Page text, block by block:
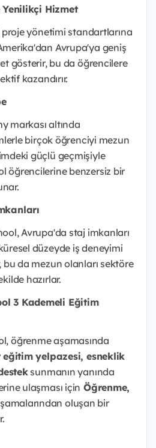
Yenilikçi Hizmet
yönetimi standartlarına
Avrupa'ya geniş
gösterir, bu da öğrencilere
kazandırır.
markası altında
birçok öğrenciyi mezun
güçlü geçmişiyle
öğrencilerine benzersiz bir
Avrupa'da staj imkanları
düzeyde iş deneyimi
bu da mezun olanları sektöre
hazırlar.
3 Kademeli Eğitim
öğrenme aşamasında
yelpazesi, esneklik
sunmanın yanında
ulaşması için Öğrenme,
oluşan bir